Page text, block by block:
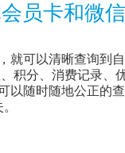
员卡和微信
就可以清晰查询到自
积分、消费记录、
以随时随地公正的查